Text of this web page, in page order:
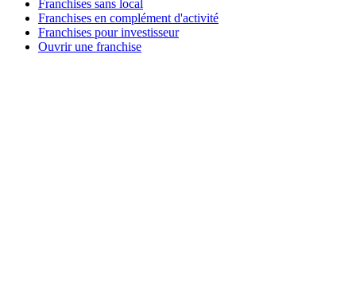
Franchises sans local
Franchises en complément d'activité
Franchises pour investisseur
Ouvrir une franchise